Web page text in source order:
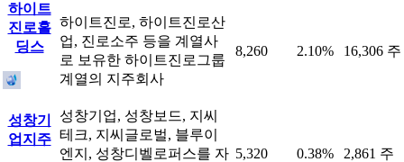
하이트
진로홀
딩스
하이트진로, 하이트진로산
업, 진로소주 등을 계열사
로 보유한 하이트진로그룹
계열의 지주회사
8,260 2.10% 16,306 주
성창기
업지주
성창기업, 성창보드, 지씨
테크, 지씨글로벌, 블루이
엔지, 성창디벨로퍼스를 자 5,320 0.38% 2,861 주